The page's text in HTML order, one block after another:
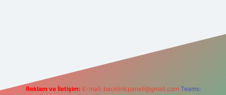
Reklam ve İletişim: E-mail: backlinkpaneli@gmail.com Teams: